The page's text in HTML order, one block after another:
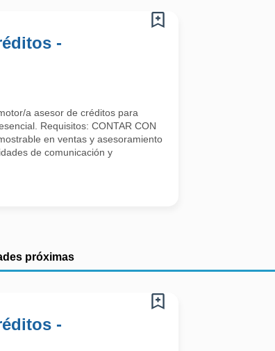
-
a asesor de créditos para
Requisitos: CONTAR CON
en ventas y asesoramiento
de comunicación y
próximas
-